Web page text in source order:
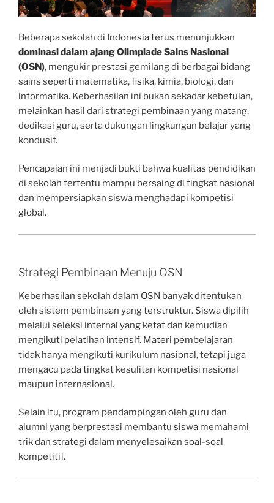
Beberapa sekolah di Indonesia terus menunjukkan
dominasi dalam ajang Olimpiade Sains Nasional
(OSN), mengukir prestasi gemilang di berbagai bidang
sains seperti matematika, fisika, kimia, biologi, dan
informatika. Keberhasilan ini bukan sekadar kebetulan,
melainkan hasil dari strategi pembinaan yang matang,
dedikasi guru, serta dukungan lingkungan belajar yang
kondusif.
Pencapaian ini menjadi bukti bahwa kualitas pendidikan
di sekolah tertentu mampu bersaing di tingkat nasional
dan mempersiapkan siswa menghadapi kompetisi
global.
Strategi Pembinaan Menuju OSN
Keberhasilan sekolah dalam OSN banyak ditentukan
oleh sistem pembinaan yang terstruktur. Siswa dipilih
melalui seleksi internal yang ketat dan kemudian
mengikuti pelatihan intensif. Materi pembelajaran
tidak hanya mengikuti kurikulum nasional, tetapi juga
mengacu pada tingkat kesulitan kompetisi nasional
maupun internasional.
Selain itu, program pendampingan oleh guru dan
alumni yang berprestasi membantu siswa memahami
trik dan strategi dalam menyelesaikan soal-soal
kompetitif.